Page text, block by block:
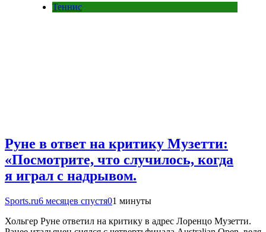
Теннис
Руне в ответ на критику Музетти:
«Посмотрите, что случилось, когда
я играл с надрывом.
Sports.ru6 месяцев спустя01 минуты
Хольгер Руне ответил на критику в адрес Лоренцо Музетти.